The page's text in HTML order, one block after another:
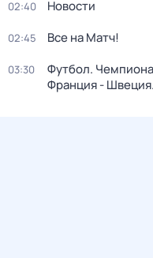
02:40 Новости
02:45 Все на Матч!
03:30
Футбол.
Франция -